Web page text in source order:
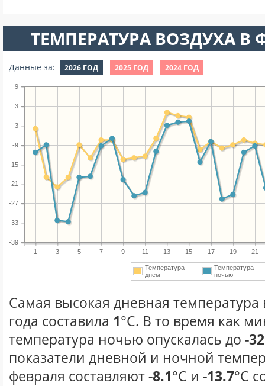
ТЕМПЕРАТУРА ВОЗДУХА В
Данные за: 2026 ГОД 2025 ГОД 2024 ГОД
1 3 5 7 9 11 13 15 17 19 21
-39
-33
-27
-21
-15
-9
-3
3
9
Температура
днем
Температура
ночью
Самая высокая дневная температура
года составила 1°С. В то время как
температура ночью опускалась до -32
показатели дневной и ночной
февраля составляют-8.1°С и -13.7°С